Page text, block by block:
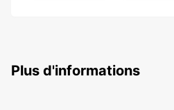
Plus d'informations